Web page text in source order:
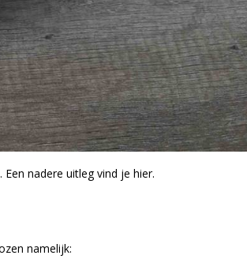
nadere uitleg vind je hier.
namelijk: